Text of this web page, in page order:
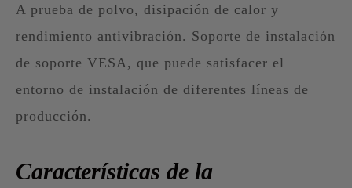
A prueba de polvo, disipación de calor y
rendimiento antivibración. Soporte de instalación
de soporte VESA, que puede satisfacer el
entorno de instalación de diferentes líneas de
producción.
Características de la